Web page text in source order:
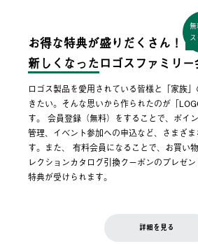
お得な特典が盛りだくさん！
無
新しくなった ロゴスファミリー
ロゴス製品を愛用されている皆様と「家族
きたい。そんな思いから作られたのが「
す。 会員登録（無料）をすることで、ポイ
管理、イベント参加への申込など、さまざ
す。また、 有料会員になることで、お買い
レクションカタログ引換クーポンのプレゼ
特典が受けられます。
詳細を見る